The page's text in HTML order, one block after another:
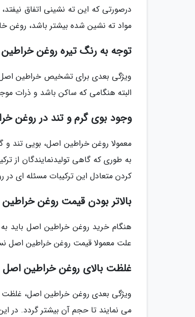
درصورتی که این ته نشینی اتفاق
مواد ته نشین شده بیشتر باشد، روغن
توجه به رنگ تیره روغن
ویژگی بعدی برای تشخیص خراطین
البته هنگامی که ساکن باشد و ذرات
وجود بوی گرم و تند در روغن
معمولا روغن خراطین اصل، بویی تند و
به طوری که گاهی تولیدنمایندگان از
کردن متعادل این ترکیبات مسئله ای در
بالاتر بودن قیمت روغن
هنگام خرید روغن خراطین اصل باید
علت معمولا قیمت روغن خراطین اصل
غلظت بالای روغن خراطین اصل
ویژگی بعدی روغن خراطین اصل، غلظت
می نمایند تا حجم آن بیشتر گردد. در